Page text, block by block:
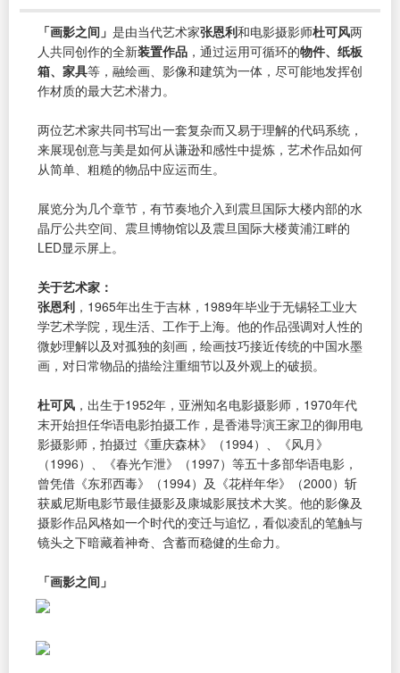
「画影之间」 是由当代艺术家张恩利和电影摄影师杜可风两
人共同创作的全新装置作品 ，通过运用可循环的物件、纸板
箱、家具等，融绘画、影像和建筑为一体，尽可能地发挥创
作材质的最大艺术潜力。
两位艺术家共同书写出一套复杂而又易于理解的代码系统，
来展现创意与美是如何从谦逊和感性中提炼，艺术作品如何
从简单、粗糙的物品中应运而生。
展览分为几个章节，有节奏地介入到震旦国际大楼内部的水
晶厅公共空间、震旦博物馆以及震旦国际大楼黄浦江畔的
LED显示屏上。
关于艺术家：
张恩利 ，1965年出生于吉林，1989年毕业于无锡轻工业大
学艺术学院，现生活、工作于上海。他的作品强调对人性的
微妙理解以及对孤独的刻画，绘画技巧接近传统的中国水墨
画，对日常物品的描绘注重细节以及外观上的破损。
杜可风 ，出生于1952年，亚洲知名电影摄影师，1970年代
末开始担任华语电影拍摄工作，是香港导演王家卫的御用电
影摄影师，拍摄过《重庆森林》（1994）、《风月》
（1996）、《春光乍泄》（1997）等五十多部华语电影，
曾凭借《东邪西毒》（1994）及《花样年华》（2000）斩
获威尼斯电影节最佳摄影及康城影展技术大奖。他的影像及
摄影作品风格如一个时代的变迁与追忆，看似凌乱的笔触与
镜头之下暗藏着神奇、含蓄而稳健的生命力。
「画影之间」